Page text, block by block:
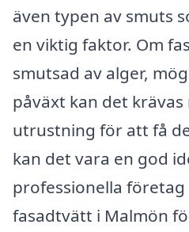
även typen av smuts
en viktig faktor. Om
smutsad av alger,
påväxt kan det
utrustning för att få
kan det vara en god
professionella
fasadtvätt i Malmön